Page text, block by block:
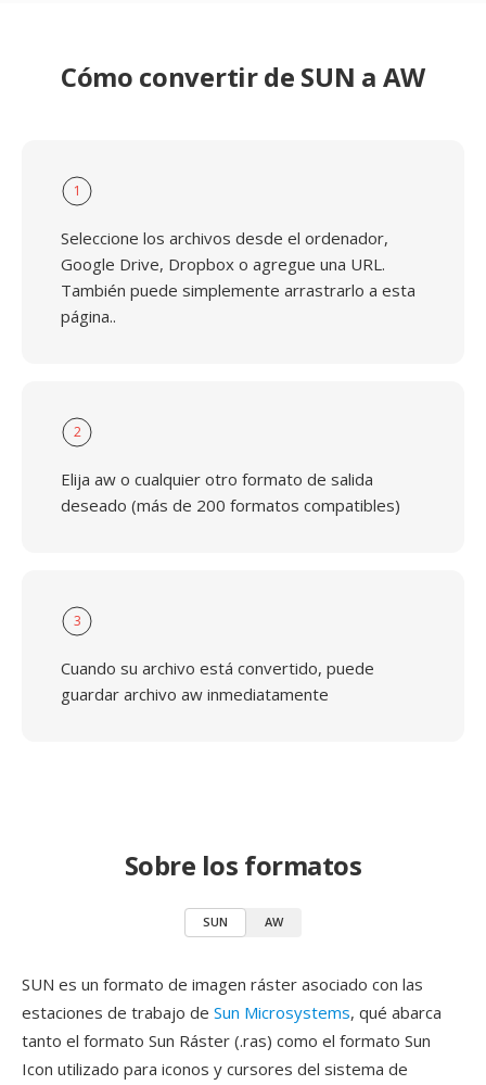
Cómo convertir de SUN a AW
1
Seleccione los archivos desde el ordenador,
Google Drive, Dropbox o agregue una URL.
También puede simplemente arrastrarlo a esta
página..
2
Elija aw o cualquier otro formato de salida
deseado (más de 200 formatos compatibles)
3
Cuando su archivo está convertido, puede
guardar archivo aw inmediatamente
Sobre los formatos
SUN AW
SUN es un formato de imagen ráster asociado con las
estaciones de trabajo de Sun Microsystems, qué abarca
tanto el formato Sun Ráster (.ras) como el formato Sun
Icon utilizado para iconos y cursores del sistema de